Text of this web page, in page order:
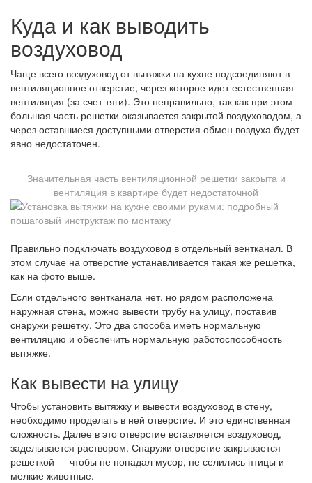
Куда и как выводить
воздуховод
Чаще всего воздуховод от вытяжки на кухне подсоединяют в
вентиляционное отверстие, через которое идет естественная
вентиляция (за счет тяги). Это неправильно, так как при этом
большая часть решетки оказывается закрытой воздуховодом, а
через оставшиеся доступными отверстия обмен воздуха будет
явно недостаточен.
Значительная часть вентиляционной решетки закрыта и
вентиляция в квартире будет недостаточной
Правильно подключать воздуховод в отдельный вентканал. В
этом случае на отверстие устанавливается такая же решетка,
как на фото выше.
Если отдельного вентканала нет, но рядом расположена
наружная стена, можно вывести трубу на улицу, поставив
снаружи решетку. Это два способа иметь нормальную
вентиляцию и обеспечить нормальную работоспособность
вытяжке.
Как вывести на улицу
Чтобы установить вытяжку и вывести воздуховод в стену,
необходимо проделать в ней отверстие. И это единственная
сложность. Далее в это отверстие вставляется воздуховод,
заделывается раствором. Снаружи отверстие закрывается
решеткой — чтобы не попадал мусор, не селились птицы и
мелкие животные.